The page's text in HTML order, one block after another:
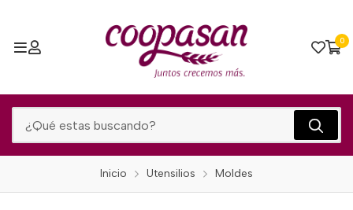
0
Inicio Utensilios Moldes